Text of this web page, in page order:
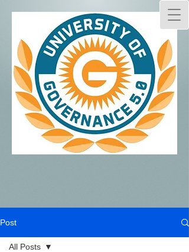
Post
All Posts